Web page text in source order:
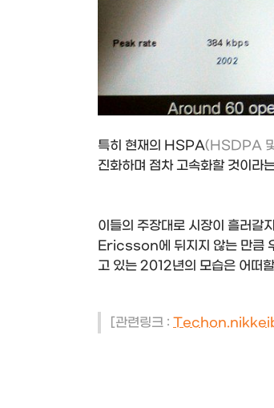
특히 현재의 HSPA(HSDPA
진화하며 점차 고속화할 것이라
이들의 주장대로 시장이 흘러갈
Ericsson에 뒤지지 않는 만큼
고 있는 2012년의 모습은 어떠
[관련링크 :